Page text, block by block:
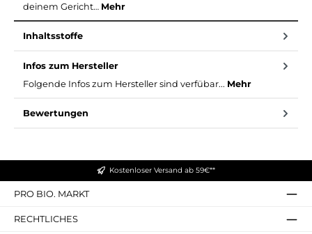
deinem Gericht… Mehr
Inhaltsstoffe
Infos zum Hersteller
Folgende Infos zum Hersteller sind verfübar... Mehr
Bewertungen
Kostenloser Versand ab 59€**
PRO BIO. MARKT
RECHTLICHES